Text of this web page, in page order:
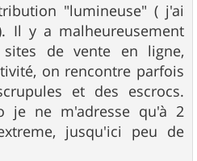
"lumineuse" ( j'ai
Il y a malheureusement
de vente en ligne,
on rencontre parfois
et des escrocs.
je ne m'adresse qu'à 2
jusqu'ici peu de